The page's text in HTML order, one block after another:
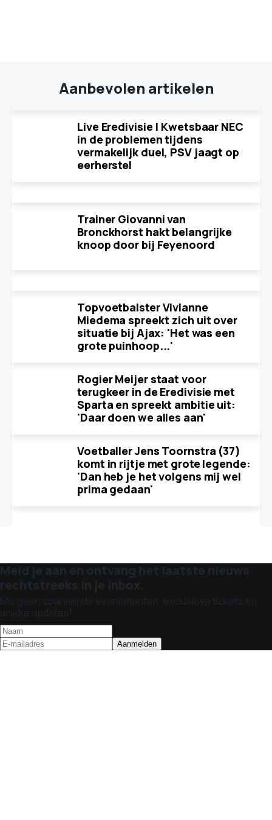
Aanbevolen artikelen
Live Eredivisie | Kwetsbaar NEC
in de problemen tijdens
vermakelijk duel, PSV jaagt op
eerherstel
Trainer Giovanni van
Bronckhorst hakt belangrijke
knoop door bij Feyenoord
Topvoetbalster Vivianne
Miedema spreekt zich uit over
situatie bij Ajax: 'Het was een
grote puinhoop...'
Rogier Meijer staat voor
terugkeer in de Eredivisie met
Sparta en spreekt ambitie uit:
'Daar doen we alles aan'
Voetballer Jens Toornstra (37)
komt in rijtje met grote legende:
'Dan heb je het volgens mij wel
prima gedaan'
Meld je aan en ontvang het laatste nieuws
rechtstreeks in je inbox.
Mis geen spannende evenementen, exclusieve tickets en
unieke updates!